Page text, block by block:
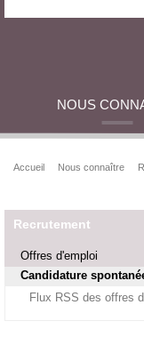
NOUS
Accueil Nous connaître
Recrutement
Offres d'emploi
Candidature
Flux RSS des offres